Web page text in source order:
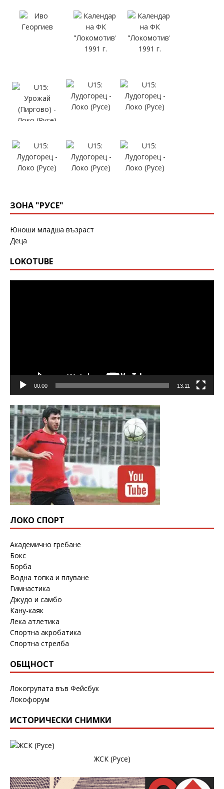
ЗОНА "РУСЕ"
Юноши младша възраст
Деца
LOKOTUBE
00:00 13:11
ЛОКО СПОРТ
Академично гребане
Бокс
Борба
Водна топка и плуване
Гимнастика
Джудо и самбо
Кану-каяк
Лека атлетика
Спортна акробатика
Спортна стрелба
ОБЩНОСТ
Локогрупата във Фейсбук
Локофорум
ИСТОРИЧЕСКИ СНИМКИ
ЖСК (Русе)